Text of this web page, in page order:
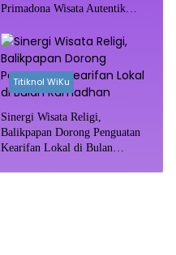
Primadona Wisata Autentik
Titiknol WiKu
Sinergi Wisata Religi,
Balikpapan Dorong Penguatan
Kearifan Lokal di Bulan